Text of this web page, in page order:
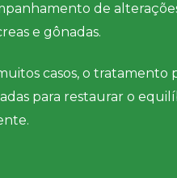
de
e gônadas.
casos, o
para restaurar o